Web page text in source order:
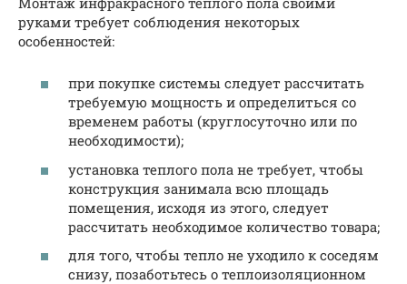
руками требует соблюдения некоторых
особенностей:
при покупке системы следует рассчитать
требуемую мощность и определиться со
временем работы (круглосуточно или по
необходимости);
установка теплого пола не требует, чтобы
конструкция занимала всю площадь
помещения, исходя из этого, следует
рассчитать необходимое количество товара;
для того, чтобы тепло не уходило к соседям
снизу, позаботьтесь о теплоизоляционном